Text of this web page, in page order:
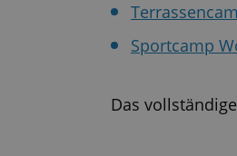
Sportcamp
Das